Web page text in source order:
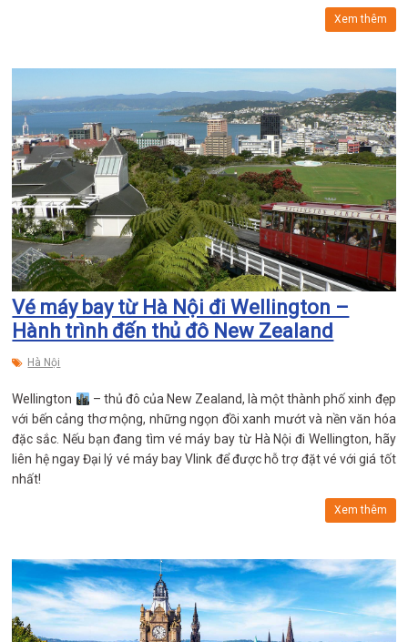
Xem thêm
Vé máy bay từ Hà Nội đi Wellington –
Hành trình đến thủ đô New Zealand
Hà Nội
Wellington
– thủ đô của New Zealand, là một thành phố xinh đẹp
với bến cảng thơ mộng, những ngọn đồi xanh mướt và nền văn hóa
đặc sắc. Nếu bạn đang tìm vé máy bay từ Hà Nội đi Wellington, hãy
liên hệ ngay Đại lý vé máy bay Vlink để được hỗ trợ đặt vé với giá tốt
nhất!
Xem thêm